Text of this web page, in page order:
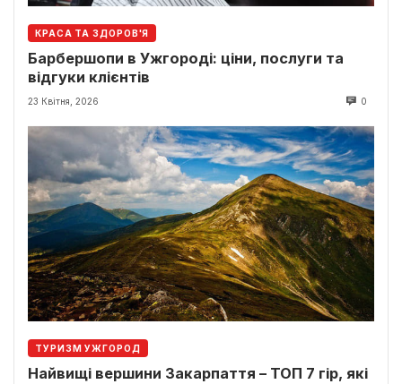
КРАСА ТА ЗДОРОВ'Я
Барбершопи в Ужгороді: ціни, послуги та
відгуки клієнтів
23 Квітня, 2026 0
ТУРИЗМ УЖГОРОД
Найвищі вершини Закарпаття – ТОП 7 гір, які